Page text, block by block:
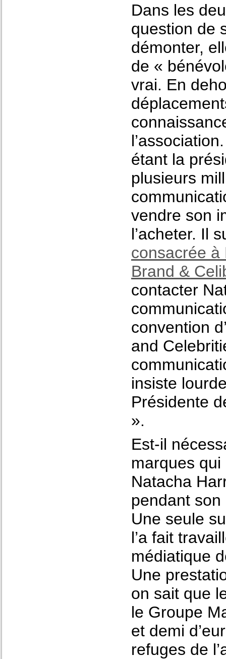
Dans les
question de
démonter,
de «
vrai. En
étant la
plusieurs
vendre son
l’acheter. Il
consacrée à
Brand &
contacter
convention
and
insiste
Présidente
».
Est-il
marques
Natacha
pendant
Une seule
l’a fait
médiatique
Une
on sait que
le Groupe
et demi
refuges de